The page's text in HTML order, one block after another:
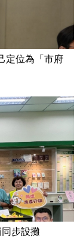
定位為「市府
步設攤